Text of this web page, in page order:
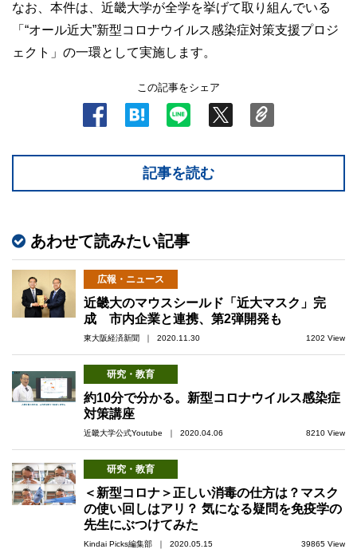
なお、本件は、近畿大学が全学を挙げて取り組んでいる
「“オール近大”新型コロナウイルス感染症対策支援プロジ
ェクト」の一環として実施します。
この記事をシェア
記事を読む
あわせて読みたい記事
広報・ニュース
近畿大のマウスシールド「近大マスク」完
成 市内企業と連携、第2弾開発も
東大阪経済新聞 ｜ 2020.11.30 1202 View
研究・教育
約10分で分かる。新型コロナウイルス感染症
対策講座
近畿大学公式Youtube ｜ 2020.04.06 8210 View
研究・教育
＜新型コロナ＞正しい消毒の仕方は？マスク
の使い回しはアリ？ 気になる疑問を免疫学の
先生にぶつけてみた
Kindai Picks編集部 ｜ 2020.05.15 39865 View